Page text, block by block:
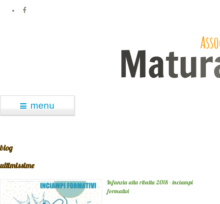
menu
blog
ultimissime
Infanzia alla ribalta 2018 - inciampi
formativi